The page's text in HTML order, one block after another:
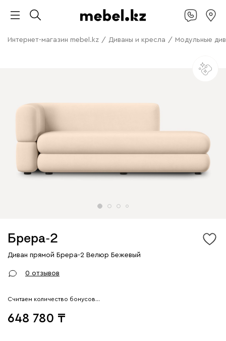
Интернет-магазин mebel.kz / Диваны и кресла / Модульные
Брера-2
Диван прямой Брера-2 Велюр Бежевый
0 отзывов
Считаем количество бонусов…
648 780